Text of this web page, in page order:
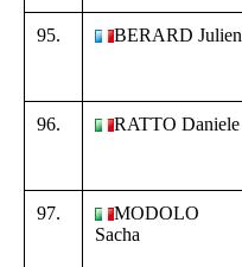
95. BERARD Julien
96. RATTO Daniele
97.
MODOLO
Sacha